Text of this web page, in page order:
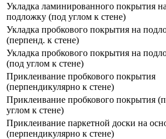
Укладка ламинированного покрытия на
подложку (под углом к стене)
Укладка пробкового покрытия на
(перпенд. к стене)
Укладка пробкового покрытия на
(под углом к стене)
Приклеивание пробкового покрытия
(перпендикулярно к стене)
Приклеивание пробкового покрытия
углом к стене)
Приклеивание паркетной доски на
(перпендикулярно к стене)